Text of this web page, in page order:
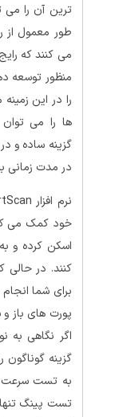
ترین آن را می
طور معمول از
می کنند که
منظور توسعه
را در این
گزینه ساده و
در مدت زمانی
خود کمک می
اسکن کرده و
کنند. در حالی
برای شما
اگر نگاهی به
گزینه
به تست سرعت
تست پینگ